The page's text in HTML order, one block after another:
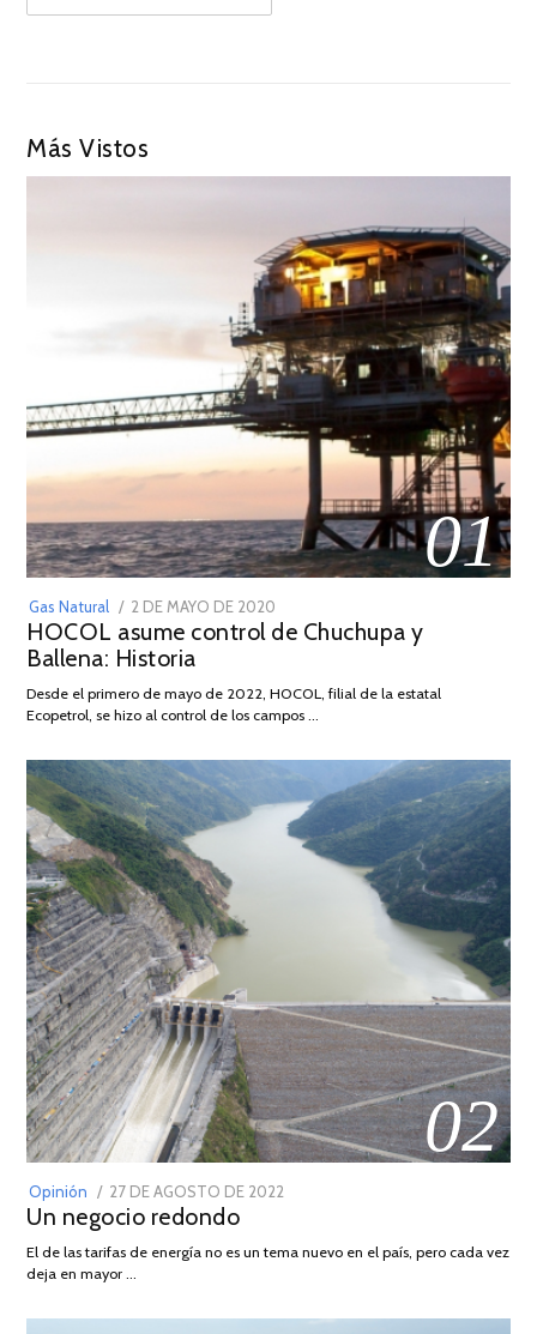
Más Vistos
01
Gas Natural
POSTED
ON
2 DE MAYO DE 2020
DE
2026
HOCOL asume control de Chuchupa y
Ballena: Historia
Desde el primero de mayo de 2022, HOCOL, filial de la estatal
Ecopetrol, se hizo al control de los campos …
02
Opinión
POSTED
ON
27 DE AGOSTO DE 2022
DE
Un negocio redondo
El de las tarifas de energía no es un tema nuevo en el país, pero cada vez
deja en mayor …